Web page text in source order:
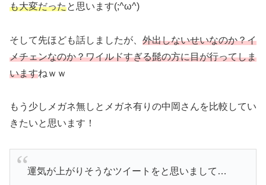
も大変だったと思います(;^ω^)
そして先ほども話しましたが、 外出しないせいなのか？イ
メチェンなのか？ワイルドすぎる髭の方に目が行ってしま
いますねｗｗ
もう少しメガネ無しとメガネ有りの中岡さんを比較してい
きたいと思います！
運気が上がりそうなツイートをと思いまして…